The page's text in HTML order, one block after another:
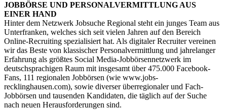
JOBBÖRSE UND PERSONALVERMITTLUNG AUS
EINER HAND
Hinter dem Netzwerk Jobsuche Regional steht ein junges Team aus
Unterfranken, welches sich seit vielen Jahren auf den Bereich
Online-Recruiting spezialisiert hat. Als digitaler Recruiter vereinen
wir das Beste von klassischer Personalvermittlung und jahrelanger
Erfahrung als größtes Social Media-Jobbörsennetzwerk im
deutschsprachigen Raum mit insgesamt über 475.000 Facebook-
Fans, 111 regionalen Jobbörsen (wie www.jobs-
recklinghausen.com), sowie diverser überregionaler und Fach-
Jobbörsen und tausenden Kandidaten, die täglich auf der Suche
nach neuen Herausforderungen sind.